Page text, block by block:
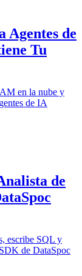
Agentes de
Tu
en la nube y
de IA
de
escribe SQL y
de DataSpoc